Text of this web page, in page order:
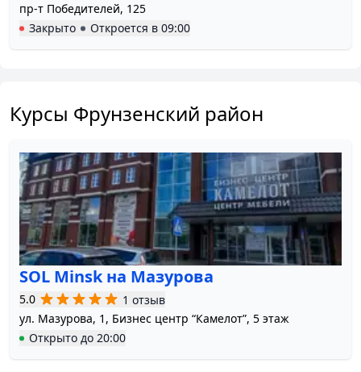
пр-т Победителей, 125
Закрыто
Откроется в 09:00
Курсы Фрунзенский район
SOL Minsk на Мазурова
5.0
1 отзыв
ул. Мазурова, 1, Бизнес центр “Камелот”, 5 этаж
Открыто до 20:00